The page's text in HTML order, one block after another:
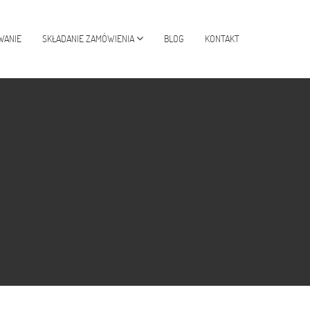
SKŁADANIE ZAMÓWIENIA BLOG KONTAKT